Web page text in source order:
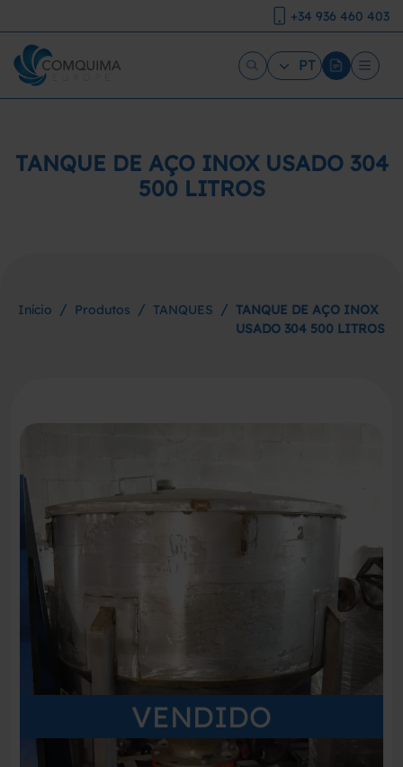
+34 936 460 403
PT
TANQUE DE AÇO INOX USADO 304
500 LITROS
Início / Produtos / TANQUES / TANQUE DE AÇO INOX
USADO 304 500 LITROS
VENDIDO